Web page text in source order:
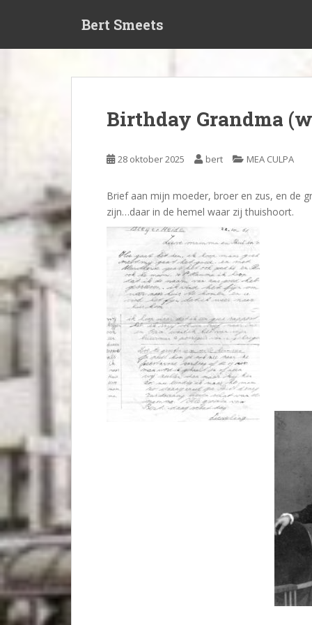
t
e
Bert Smeets
Birthday Grandma
28 oktober 2025 bert MEA CULPA
Brief aan mijn moeder, broer en zus, en de
zijn…daar in de hemel waar zij thuishoort.